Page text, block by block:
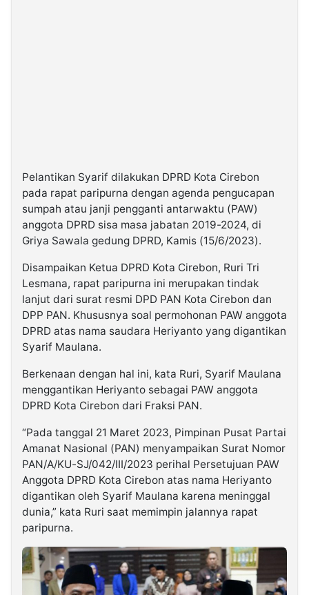
Pelantikan Syarif dilakukan DPRD Kota Cirebon
pada rapat paripurna dengan agenda pengucapan
sumpah atau janji pengganti antarwaktu (PAW)
anggota DPRD sisa masa jabatan 2019-2024, di
Griya Sawala gedung DPRD, Kamis (15/6/2023).
Disampaikan Ketua DPRD Kota Cirebon, Ruri Tri
Lesmana, rapat paripurna ini merupakan tindak
lanjut dari surat resmi DPD PAN Kota Cirebon dan
DPP PAN. Khususnya soal permohonan PAW anggota
DPRD atas nama saudara Heriyanto yang digantikan
Syarif Maulana.
Berkenaan dengan hal ini, kata Ruri, Syarif Maulana
menggantikan Heriyanto sebagai PAW anggota
DPRD Kota Cirebon dari Fraksi PAN.
“Pada tanggal 21 Maret 2023, Pimpinan Pusat Partai
Amanat Nasional (PAN) menyampaikan Surat Nomor
PAN/A/KU-SJ/042/III/2023 perihal Persetujuan PAW
Anggota DPRD Kota Cirebon atas nama Heriyanto
digantikan oleh Syarif Maulana karena meninggal
dunia,” kata Ruri saat memimpin jalannya rapat
paripurna.